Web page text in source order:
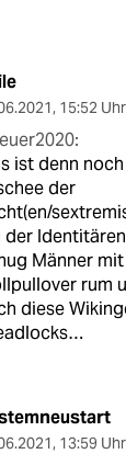
, 15:52 Uhr
ist denn
der
der
Männer
rum
diese
, 13:59 Uhr